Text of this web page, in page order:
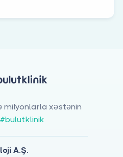
milyonlarla xəstənin
#bulutklinik
A.Ş.